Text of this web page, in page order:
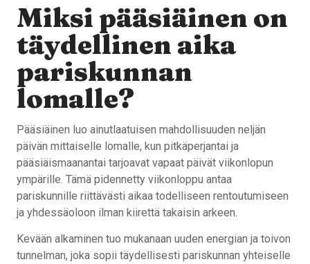
Miksi pääsiäinen on
täydellinen aika
pariskunnan
lomalle?
Pääsiäinen luo ainutlaatuisen mahdollisuuden neljän
päivän mittaiselle lomalle, kun pitkäperjantai ja
pääsiäismaanantai tarjoavat vapaat päivät viikonlopun
ympärille. Tämä pidennetty viikonloppu antaa
pariskunnille riittävästi aikaa todelliseen rentoutumiseen
ja yhdessäoloon ilman kiirettä takaisin arkeen.
Kevään alkaminen tuo mukanaan uuden energian ja toivon
tunnelman, joka sopii täydellisesti pariskunnan yhteiselle